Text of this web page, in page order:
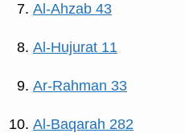
Al-Ahzab 43
Al-Hujurat 11
Ar-Rahman 33
Al-Baqarah 282